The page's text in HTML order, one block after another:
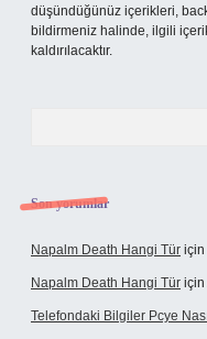
düşündüğünüz içerikleri,
bildirmeniz halinde, ilgili
kaldırılacaktır.
Son yorumlar
Napalm Death Hangi Tür için
Napalm Death Hangi Tür için
Telefondaki Bilgiler Pcye